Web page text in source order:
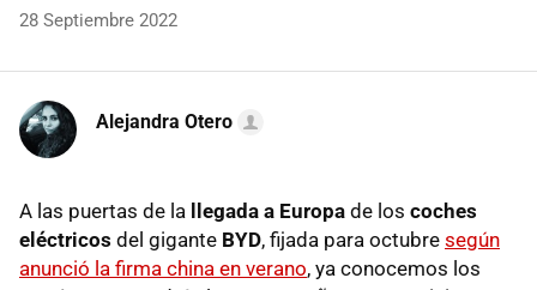
28 Septiembre 2022
Alejandra Otero
A las puertas de la llegada a Europa de los coches
eléctricos del gigante BYD, fijada para octubre según
anunció la firma china en verano, ya conocemos los